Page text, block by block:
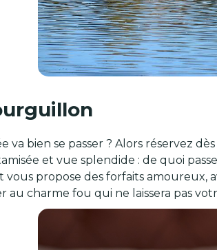
va bien se passer ? Alors réservez
et vue splendide : de quoi
propose des forfaits amoureux,
au charme fou qui ne laissera pas